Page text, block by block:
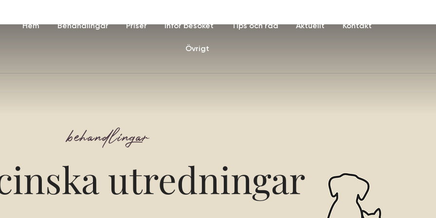
Hem Behandlingar Priser Inför besöket Tips och råd Aktuellt Kontakt
Övrigt
behandlingar
utredningar